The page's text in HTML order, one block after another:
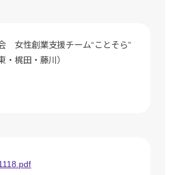
女性創業支援チーム“ことそら”
・梶田・藤川）